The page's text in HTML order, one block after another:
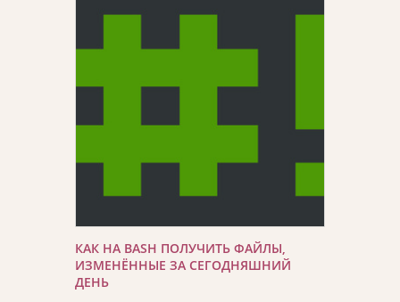
КАК НА BASH ПОЛУЧИТЬ ФАЙЛЫ,
ИЗМЕНЁННЫЕ ЗА СЕГОДНЯШНИЙ
ДЕНЬ